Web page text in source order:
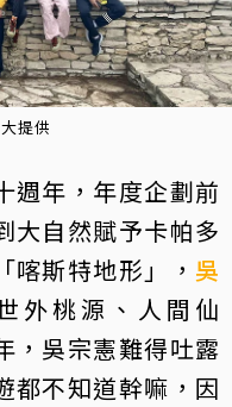
提供
週年，年度企劃前
大自然賦予卡帕多
喀斯特地形」， 吳
外桃源、人間仙
，吳宗憲難得吐露
都不知道幹嘛，因